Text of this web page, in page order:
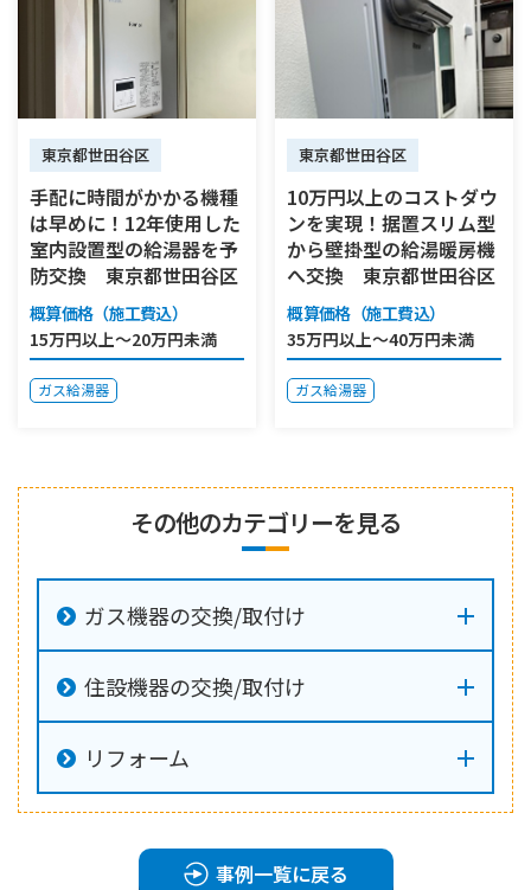
東京都世田谷区
手配に時間がかかる機種
は早めに！12年使用した
室内設置型の給湯器を予
防交換 東京都世田谷区
概算価格（施工費込）
15万円以上～20万円未満
ガス給湯器
東京都世田谷区
10万円以上のコストダウ
ンを実現！据置スリム型
から壁掛型の給湯暖房機
へ交換 東京都世田谷区
概算価格（施工費込）
35万円以上～40万円未満
ガス給湯器
その他のカテゴリーを見る
ガス機器の交換/取付け
住設機器の交換/取付け
リフォーム
事例一覧に戻る